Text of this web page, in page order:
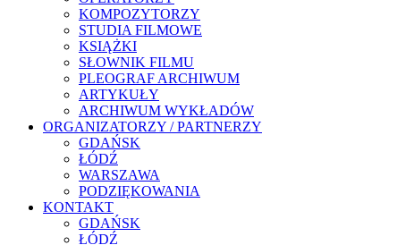
KOMPOZYTORZY
STUDIA FILMOWE
KSIĄŻKI
SŁOWNIK FILMU
PLEOGRAF ARCHIWUM
ARTYKUŁY
ARCHIWUM WYKŁADÓW
ORGANIZATORZY / PARTNERZY
GDAŃSK
ŁÓDŹ
WARSZAWA
PODZIĘKOWANIA
KONTAKT
GDAŃSK
ŁÓDŹ